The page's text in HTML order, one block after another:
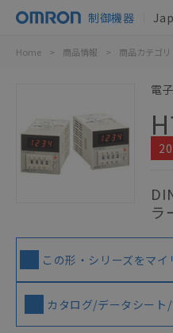
制御機器
Home > 商品情報 > 商品カテゴリ
電
ラ
この形・シリーズをマ
カタログ/データシート